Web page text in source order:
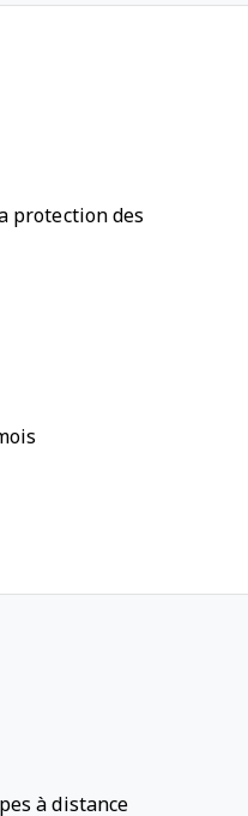
protection des
à distance